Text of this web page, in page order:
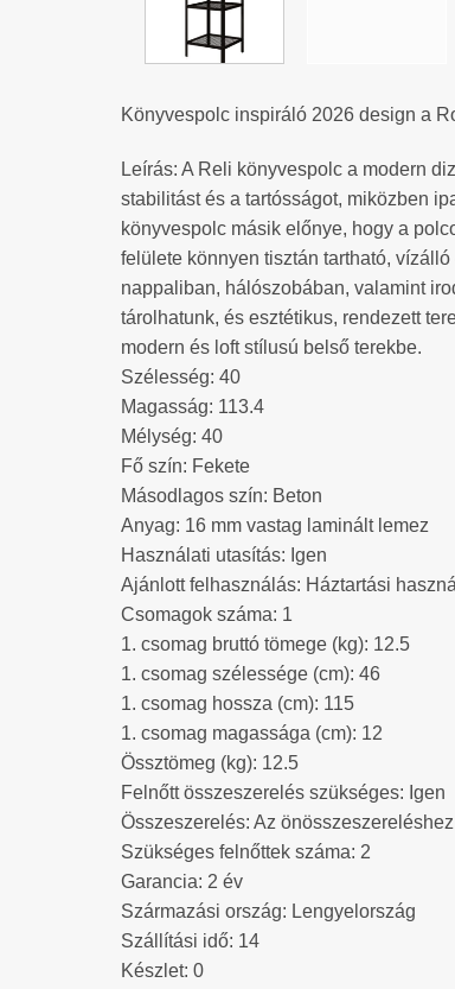
Könyvespolc inspiráló 2026 design a
Leírás: A Reli könyvespolc a modern
stabilitást és a tartósságot, miközben
könyvespolc másik előnye, hogy a
felülete könnyen tisztán tartható,
nappaliban, hálószobában, valamint
tárolhatunk, és esztétikus, rendezett
modern és loft stílusú belső terekbe.
Szélesség: 40
Magasság: 113.4
Mélység: 40
Fő szín: Fekete
Másodlagos szín: Beton
Anyag: 16 mm vastag laminált lemez
Használati utasítás: Igen
Ajánlott felhasználás: Háztartási
Csomagok száma: 1
1. csomag bruttó tömege (kg): 12.5
1. csomag szélessége (cm): 46
1. csomag hossza (cm): 115
1. csomag magassága (cm): 12
Össztömeg (kg): 12.5
Felnőtt összeszerelés szükséges: Igen
Összeszerelés: Az önösszeszereléshez
Szükséges felnőttek száma: 2
Garancia: 2 év
Származási ország: Lengyelország
Szállítási idő: 14
Készlet: 0